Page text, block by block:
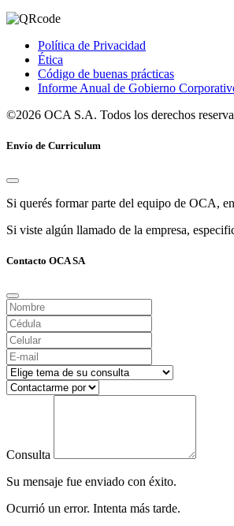
Política de Privacidad
Ética
Código de buenas prácticas
Informe Anual de Gobierno
©2026 OCA S.A. Todos los derechos
Envío de Curriculum
Si querés formar parte del equipo de OCA,
Si viste algún llamado de la empresa,
Contacto OCA SA
Consulta
Su mensaje fue enviado con éxito.
Ocurrió un error. Intenta más tarde.